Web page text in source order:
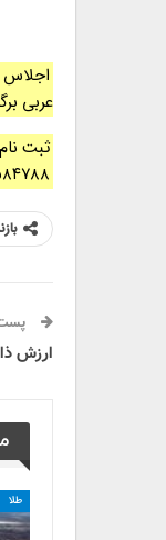
عربی
ثبت نام از
ارزش ذاتی
طلا